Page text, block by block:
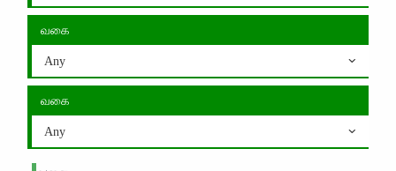
வகை
Any
வகை
Any